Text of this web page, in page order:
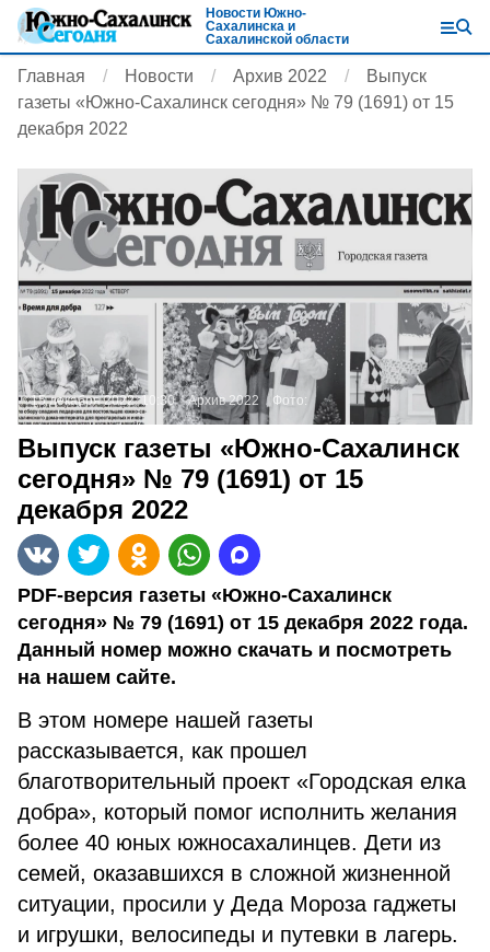
Новости Южно-
Сахалинска и
Сахалинской области
Главная Новости Архив 2022
Выпуск
газеты «Южно-Сахалинск сегодня» № 79 (1691) от 15
декабря 2022
15 декабря 2022, 10:30 Архив 2022 Фото:
Выпуск газеты «Южно-Сахалинск
сегодня» № 79 (1691) от 15
декабря 2022
PDF-версия газеты «Южно-Сахалинск
сегодня» № 79 (1691) от 15 декабря 2022 года.
Данный номер можно скачать и посмотреть
на нашем сайте.
В этом номере нашей газеты
рассказывается, как прошел
благотворительный проект «Городская елка
добра», который помог исполнить желания
более 40 юных южносахалинцев. Дети из
семей, оказавшихся в сложной жизненной
ситуации, просили у Деда Мороза гаджеты
и игрушки, велосипеды и путевки в лагерь.